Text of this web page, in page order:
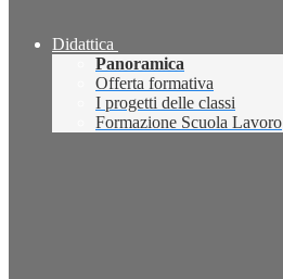
Didattica
Panoramica
Offerta formativa
I progetti delle classi
Formazione Scuola Lavoro